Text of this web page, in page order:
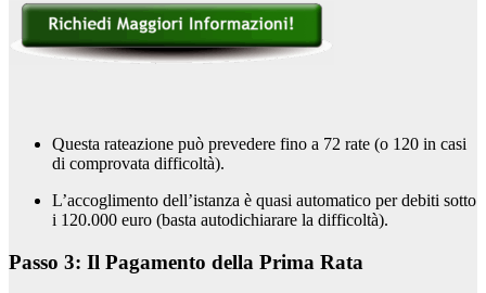
Questa rateazione può prevedere fino a 72 rate (o 120 in casi
di comprovata difficoltà).
L’accoglimento dell’istanza è quasi automatico per debiti sotto
i 120.000 euro (basta autodichiarare la difficoltà).
Passo 3: Il Pagamento della Prima Rata